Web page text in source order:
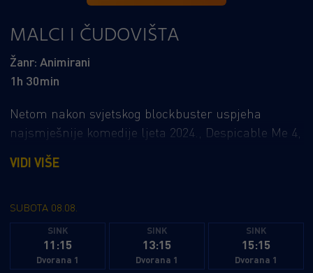
MALCI I ČUDOVIŠTA
Žanr: Animirani
1h 30min
Netom nakon svjetskog blockbuster uspjeha
najsmješnije komedije ljeta 2024., Despicable Me 4,
Illumination proširuje svoj radosni animirani
svemir novim razularenim poglavljem, s potpuno
franšizi u povijesti: Malci & Čudovišta. Ovo je
razularena, smiješna i potpuno istinita priča o
tome kako su Malci osvojili Hollywood, postali
filmske zvijezde, izgubili sve, pustili čudovišta na
VIDI VIŠE
SUBOTA 08.08.
SINK
11:15
Dvorana 1
SINK
13:15
Dvorana 1
SINK
15:15
Dvorana 1